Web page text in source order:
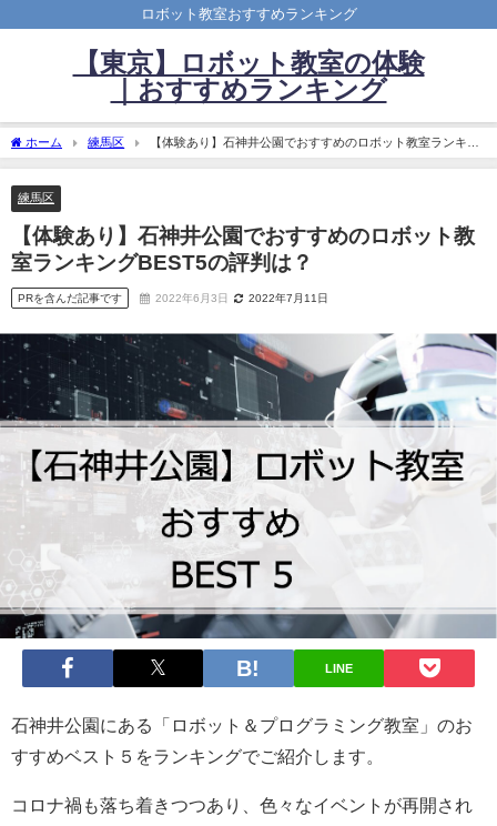
ロボット教室おすすめランキング
【東京】ロボット教室の体験
｜おすすめランキング
ホーム 練馬区
【体験あり】石神井公園でおすすめのロボット教室ランキン
グBEST5の評判は？
練馬区
【体験あり】石神井公園でおすすめのロボット教
室ランキングBEST5の評判は？
PRを含んだ記事です 2022年6月3日 2022年7月11日
LINE
石神井公園にある「ロボット＆プログラミング教室」のお
すすめベスト５をランキングでご紹介します。
コロナ禍も落ち着きつつあり、色々なイベントが再開され